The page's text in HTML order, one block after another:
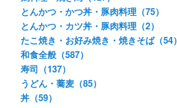
とんかつ・かつ丼・豚肉料理（75）
とんかつ・カツ丼・豚肉料理（2）
たこ焼き・お好み焼き・焼きそば（54）
和食全般（587）
寿司（137）
うどん・蕎麦（85）
丼（59）